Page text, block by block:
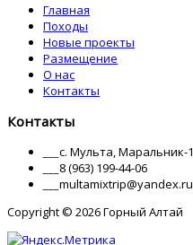
Главная
Походы
Новые проекты
Размещение
О нас
Контакты
Контакты
с. Мульта, Маральник-1
8 (963) 199-44-06
multamixtrip@yandex.ru
Copyright © 2026 Горный Алтай